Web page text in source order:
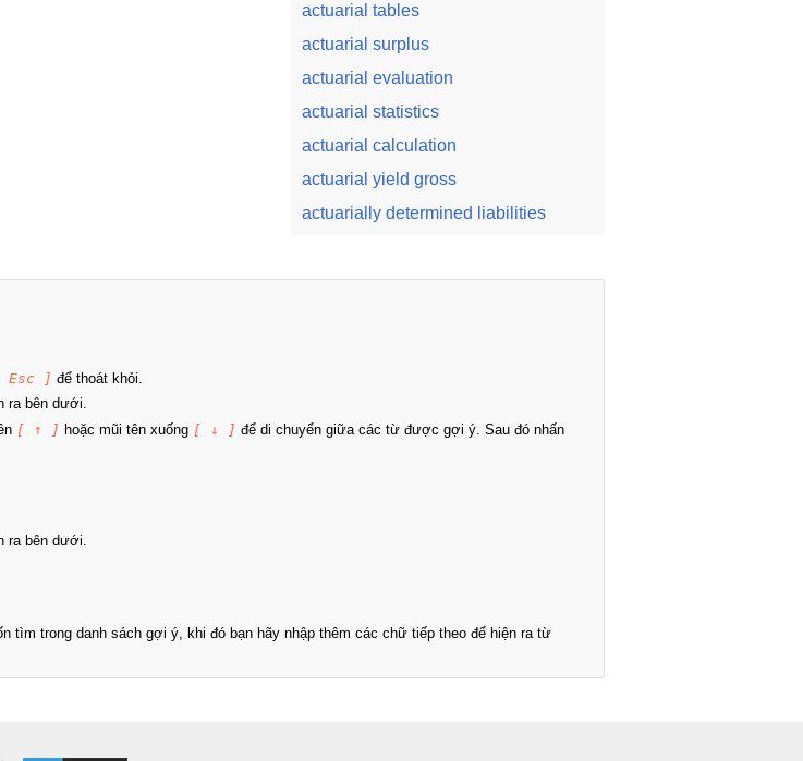
actuarial tables
actuarial surplus
actuarial evaluation
actuarial statistics
actuarial calculation
actuarial yield gross
actuarially determined liabilities
Esc ] để thoát khỏi.
ra bên dưới.
[ ↑ ] hoặc mũi tên xuống [ ↓ ] để di chuyển giữa các từ được gợi ý. Sau đó nhấn
bên dưới.
tìm trong danh sách gợi ý, khi đó bạn hãy nhập thêm các chữ tiếp theo để hiện ra từ